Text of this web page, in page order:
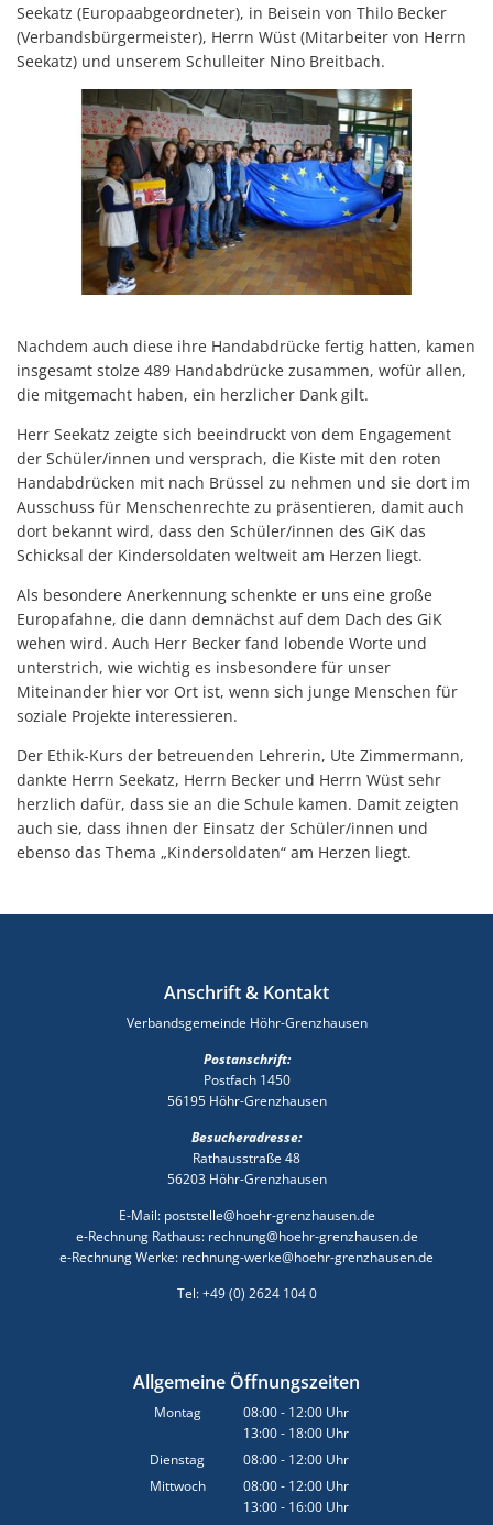
Seekatz (Europaabgeordneter), in Beisein von Thilo Becker
(Verbandsbürgermeister), Herrn Wüst (Mitarbeiter von Herrn
Seekatz) und unserem Schulleiter Nino Breitbach.
Nachdem auch diese ihre Handabdrücke fertig hatten, kamen
insgesamt stolze 489 Handabdrücke zusammen, wofür allen,
die mitgemacht haben, ein herzlicher Dank gilt.
Herr Seekatz zeigte sich beeindruckt von dem Engagement
der Schüler/innen und versprach, die Kiste mit den roten
Handabdrücken mit nach Brüssel zu nehmen und sie dort im
Ausschuss für Menschenrechte zu präsentieren, damit auch
dort bekannt wird, dass den Schüler/innen des GiK das
Schicksal der Kindersoldaten weltweit am Herzen liegt.
Als besondere Anerkennung schenkte er uns eine große
Europafahne, die dann demnächst auf dem Dach des GiK
wehen wird. Auch Herr Becker fand lobende Worte und
unterstrich, wie wichtig es insbesondere für unser
Miteinander hier vor Ort ist, wenn sich junge Menschen für
soziale Projekte interessieren.
Der Ethik-Kurs der betreuenden Lehrerin, Ute Zimmermann,
dankte Herrn Seekatz, Herrn Becker und Herrn Wüst sehr
herzlich dafür, dass sie an die Schule kamen. Damit zeigten
auch sie, dass ihnen der Einsatz der Schüler/innen und
ebenso das Thema „Kindersoldaten“ am Herzen liegt.
Anschrift & Kontakt
Verbandsgemeinde Höhr-Grenzhausen
Postanschrift:
Postfach 1450
56195 Höhr-Grenzhausen
Besucheradresse:
Rathausstraße 48
56203 Höhr-Grenzhausen
E-Mail: poststelle@hoehr-grenzhausen.de
e-Rechnung Rathaus: rechnung@hoehr-grenzhausen.de
e-Rechnung Werke: rechnung-werke@hoehr-grenzhausen.de
Tel: +49 (0) 2624 104 0
Allgemeine Öffnungszeiten
Montag 08:00- 12:00 Uhr
Von 08:00 bis 12:00 Uhr
13:00- 18:00 Uhr
Von 13:00 bis 18:00 Uhr
Dienstag 08:00- 12:00 Uhr
Von 08:00 bis 12:00 Uhr
Mittwoch 08:00- 12:00 Uhr
Von 08:00 bis 12:00 Uhr
13:00- 16:00 Uhr